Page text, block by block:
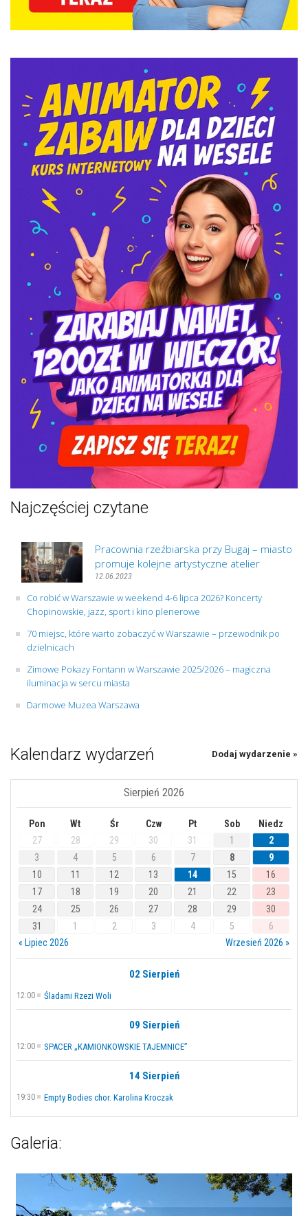
Najczęściej czytane
Pracownia rzeźbiarska przy Bugaj – miasto
promuje kolejne artystyczne atelier
12.06.2023
Co robić w Warszawie w weekend 4-6 lipca 2026? Koncerty
Chopinowskie, jazz, sport i kino plenerowe
70 miejsc, które warto zobaczyć w Warszawie – przewodnik po
dzielnicach
Zimowe Pokazy Fontann w Warszawie 2025/2026 – magiczna
iluminacja w sercu miasta
Darmowe Muzea Warszawa
Kalendarz wydarzeń Dodaj wydarzenie »
Sierpień 2026
Pon Wt Śr Czw Pt Sob
Niedz
27
28 29 30 31 1
2
3
4 5 6 7 8
9
10
11 12 13 14 15
16
17
18 19 20 21 22
23
24
25 26 27 28 29
30
31
1 2 3 4 5
6
« Lipiec 2026
Wrzesień 2026 »
02 Sierpień
12:00 Śladami Rzezi Woli
09 Sierpień
12:00 SPACER „KAMIONKOWSKIE TAJEMNICE”
14 Sierpień
19:30 Empty Bodies chor. Karolina Kroczak
Galeria: